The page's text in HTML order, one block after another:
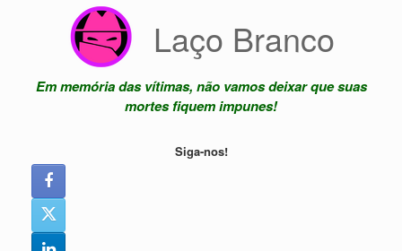
Laço Branco
Em memória das vítimas, não vamos deixar que suas
mortes fiquem impunes!
Siga-nos!